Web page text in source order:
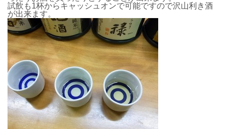
試飲も1杯からキャッシュオンで可能ですので沢山利き酒
が出来ます。